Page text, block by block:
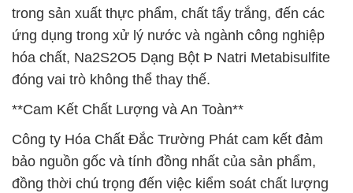
trong sản xuất thực phẩm, chất tẩy trắng, đến các
ứng dụng trong xử lý nước và ngành công nghiệp
hóa chất, Na2S2O5 Dạng Bột Þ Natri Metabisulfite
đóng vai trò không thể thay thế.
**Cam Kết Chất Lượng và An Toàn**
Công ty Hóa Chất Đắc Trường Phát cam kết đảm
bảo nguồn gốc và tính đồng nhất của sản phẩm,
đồng thời chú trọng đến việc kiểm soát chất lượng